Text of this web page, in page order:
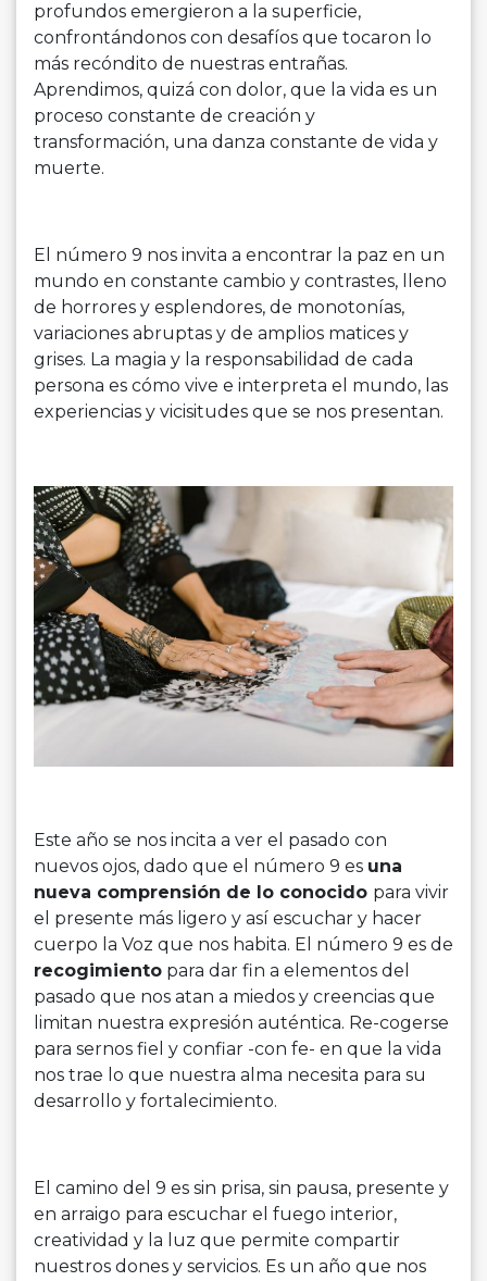
profundos emergieron a la superficie,
confrontándonos con desafíos que tocaron lo
más recóndito de nuestras entrañas.
Aprendimos, quizá con dolor, que la vida es un
proceso constante de creación y
transformación, una danza constante de vida y
muerte.
El número 9 nos invita a encontrar la paz en un
mundo en constante cambio y contrastes, lleno
de horrores y esplendores, de monotonías,
variaciones abruptas y de amplios matices y
grises. La magia y la responsabilidad de cada
persona es cómo vive e interpreta el mundo, las
experiencias y vicisitudes que se nos presentan.
Este año se nos incita a ver el pasado con
nuevos ojos, dado que el número 9 es una
nueva comprensión de lo conocido para vivir
el presente más ligero y así escuchar y hacer
cuerpo la Voz que nos habita. El número 9 es de
recogimiento para dar fin a elementos del
pasado que nos atan a miedos y creencias que
limitan nuestra expresión auténtica. Re-cogerse
para sernos fiel y confiar -con fe- en que la vida
nos trae lo que nuestra alma necesita para su
desarrollo y fortalecimiento.
El camino del 9 es sin prisa, sin pausa, presente y
en arraigo para escuchar el fuego interior,
creatividad y la luz que permite compartir
nuestros dones y servicios. Es un año que nos